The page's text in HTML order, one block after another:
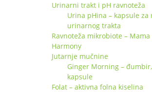
Urinarni trakt i pH ravnoteža
Urina pHina – kapsule za
urinarnog trakta
Ravnoteža mikrobiote –
Harmony
Jutarnje mučnine
Ginger Morning –
kapsule
Folat – aktivna folna kiselina